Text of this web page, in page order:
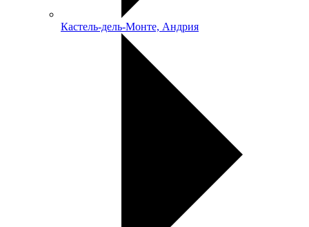
Кастель-дель-Монте, Андрия